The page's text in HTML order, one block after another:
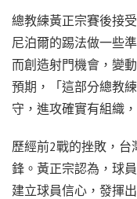
總教練黃正宗賽後接
尼泊爾的踢法做一些
而創造射門機會，變
預期，「這部分總教
守，進攻確實有組織
歷經前2戰的挫敗，台
鋒。黃正宗認為，球
建立球員信心，發揮